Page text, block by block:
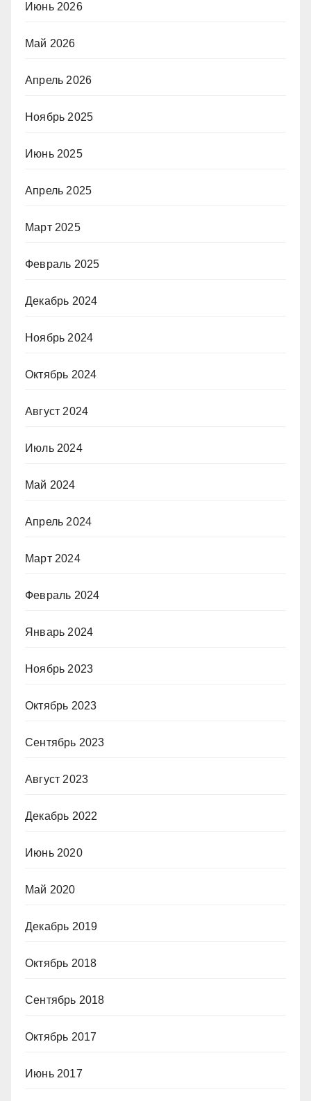
Июнь 2026
Май 2026
Апрель 2026
Ноябрь 2025
Июнь 2025
Апрель 2025
Март 2025
Февраль 2025
Декабрь 2024
Ноябрь 2024
Октябрь 2024
Август 2024
Июль 2024
Май 2024
Апрель 2024
Март 2024
Февраль 2024
Январь 2024
Ноябрь 2023
Октябрь 2023
Сентябрь 2023
Август 2023
Декабрь 2022
Июнь 2020
Май 2020
Декабрь 2019
Октябрь 2018
Сентябрь 2018
Октябрь 2017
Июнь 2017